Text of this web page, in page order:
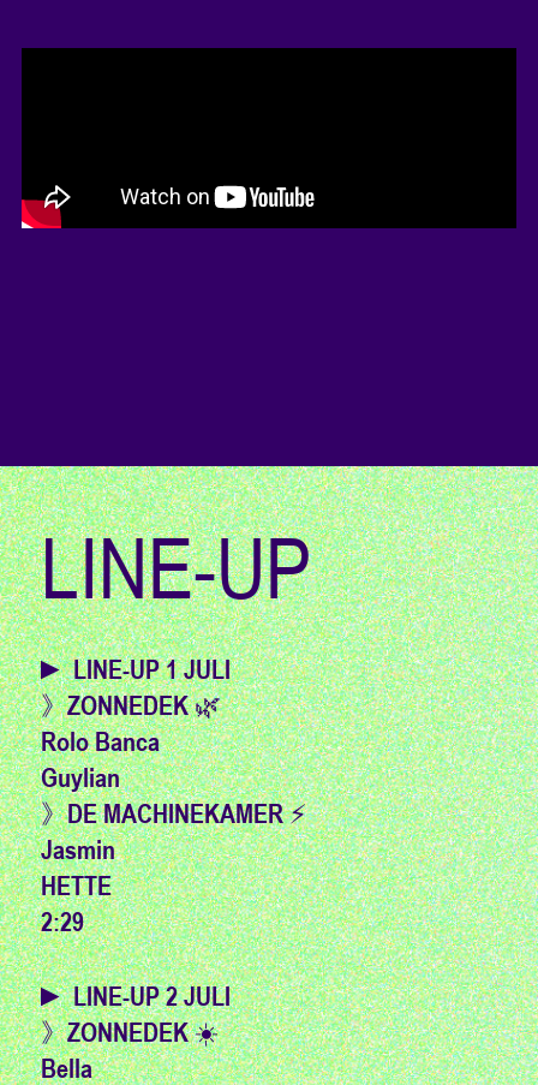
LINE-UP
► LINE-UP 1 JULI
》ZONNEDEK 🌿
Rolo Banca
Guylian
》DE MACHINEKAMER ⚡️
Jasmin
HETTE
2:29
► LINE-UP 2 JULI
》ZONNEDEK ☀️
Bella